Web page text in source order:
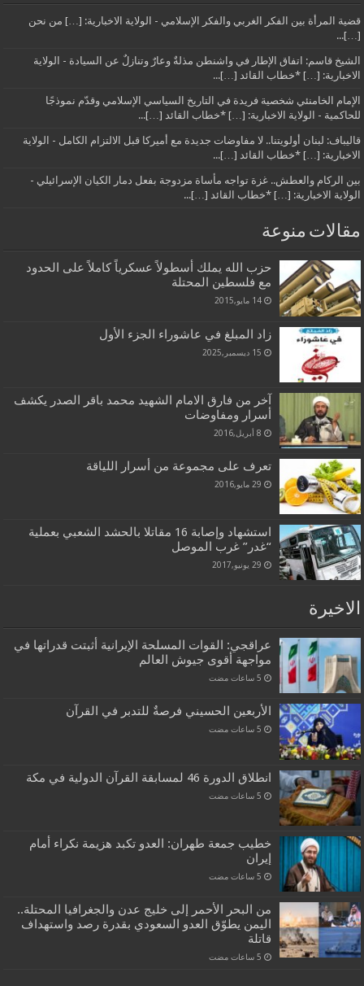
قضية المرأة بين الفكر الغربي والفكر الإسلامي - الولاية الاخبارية: […] من نحن
[…]...
الشيخ قاسم: اتفاق الإطار في واشنطن مذلةٌ وعارٌ وتنازلٌ عن السيادة - الولاية
الاخبارية: […] *خطاب القائد […]...
الإمام الخامنئي شخصية فريدة في التاريخ السياسي الإسلامي وقدّم نموذجًا
للحاكمية - الولاية الاخبارية: […] *خطاب القائد […]...
قاليباف: لبنان أولويتنا.. لا مفاوضات جديدة مع أميركا قبل الالتزام الكامل - الولاية
الاخبارية: […] *خطاب القائد […]...
بين الركام والعطش.. غزة تواجه مأساة مزدوجة بفعل دمار الكيان الإسرائيلي -
الولاية الاخبارية: […] *خطاب القائد […]...
مقالات منوعة
حزب الله يملك أسطولاً عسكرياً كاملاً على الحدود
مع فلسطين المحتلة
14 مايو,2015
زاد المبلغ في عاشوراء الجزء الأول
15 ديسمبر,2025
آخر من فارق الامام الشهيد محمد باقر الصدر يكشف
أسرار ومفاوضات
8 أبريل,2016
تعرف على مجموعة من أسرار اللياقة
29 مايو,2016
استشهاد وإصابة 16 مقاتلا بالحشد الشعبي بعملية
“غدر” غرب الموصل
29 يونيو,2017
الاخيرة
عراقجي: القوات المسلحة الإيرانية أثبتت قدراتها في
مواجهة أقوى جيوش العالم
الأربعين الحسيني فرصةٌ للتدبر في القرآن
انطلاق الدورة 46 لمسابقة القرآن الدولية في مكة
خطيب جمعة طهران: العدو تكبد هزيمة نكراء أمام
إيران
من البحر الأحمر إلى خليج عدن والجغرافيا المحتلة..
اليمن يطوّق العدو السعودي بقدرة رصد واستهداف
قاتلة